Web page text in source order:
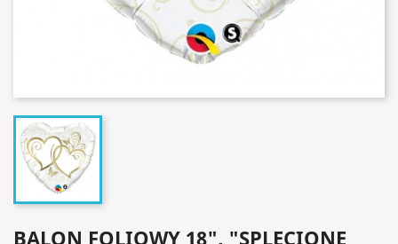
BALON FOLIOWY 18", "SPLECIONE